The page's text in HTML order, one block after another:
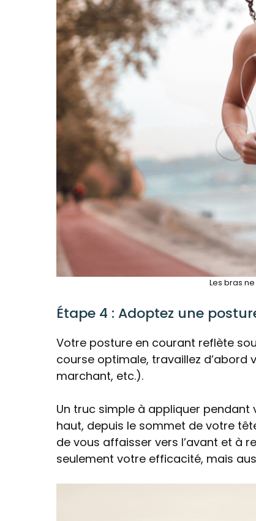
Les bras
Étape 4 : Adoptez une
Votre posture en courant reflète
course optimale, travaillez d’abord
marchant, etc.).
Un truc simple à appliquer pendant
haut, depuis le sommet de votre
de vous affaisser vers l’avant et à
seulement votre efficacité, mais